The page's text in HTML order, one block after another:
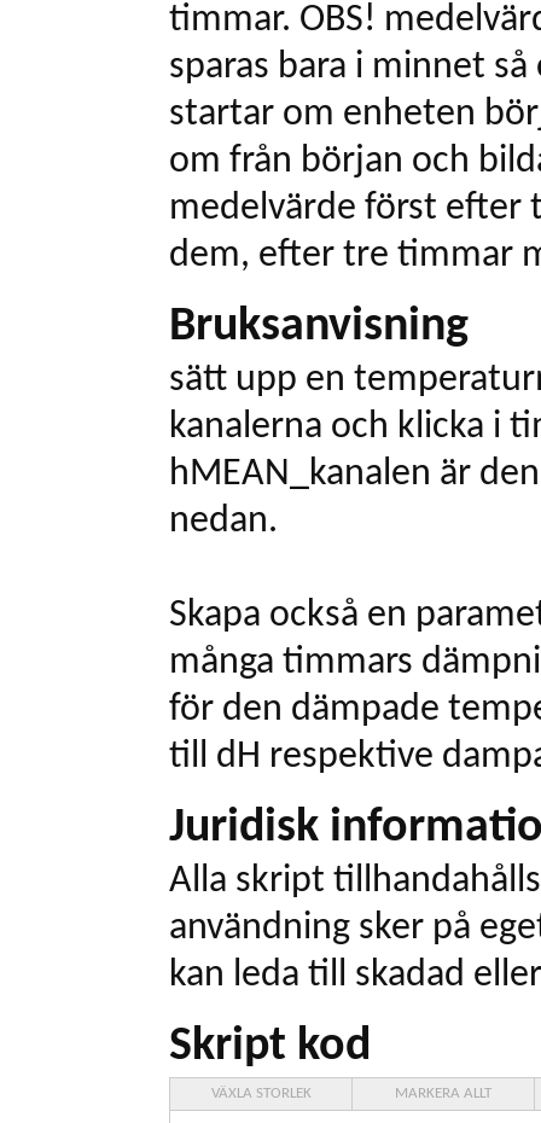
timmar. OBS!
sparas bara i minnet
startar om enheten
om från början och
medelvärde först efter
dem, efter tre timmar
Bruksanvisning
sätt upp en
kanalerna och klicka i
hMEAN_kanalen är
nedan.
Skapa också en
många timmars
för den dämpade
till dH respektive
Juridisk
Alla skript
användning sker på
kan leda till skadad
Skript kod
VÄXLA STORLEK MARKERA ALLT